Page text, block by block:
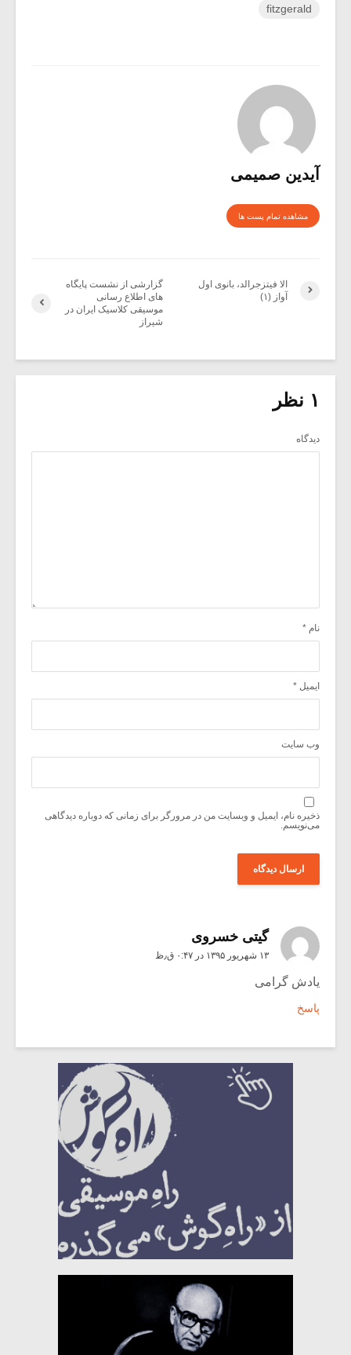
fitzgerald
آیدین صمیمی
مشاهده تمام پست ها
گزارشی از نشست پایگاه
های اطلاع رسانی
موسیقی کلاسیک ایران در
شیراز
الا فیتزجرالد، بانوی اول
آواز (۱)
۱ نظر
دیدگاه
نام *
ایمیل *
وب‌ سایت
ذخیره نام، ایمیل و وبسایت من در مرورگر برای زمانی که دوباره دیدگاهی
می‌نویسم.
گیتی خسروی
۱۳ شهریور ۱۳۹۵ در ۰:۴۷ ق٫ظ
یادش گرامی
پاسخ